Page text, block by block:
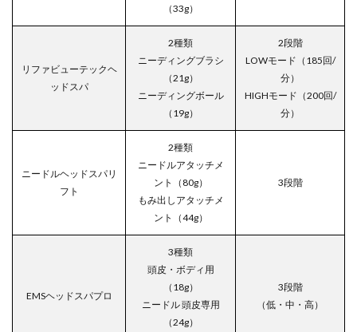
（33g）
リファビューテックヘ
ッドスパ
2種類
ニーディングブラシ
（21g）
ニーディングボール
（19g）
2段階
LOWモード（185回/
分）
HIGHモード（200回/
分）
ニードルヘッドスパリ
フト
2種類
ニードルアタッチメ
ント（80g）
もみ出しアタッチメ
ント（44g）
3段階
EMSヘッドスパプロ
3種類
頭皮・ボディ用
（18g）
ニードル 頭皮専用
（24g）
3段階
（低・中・高）